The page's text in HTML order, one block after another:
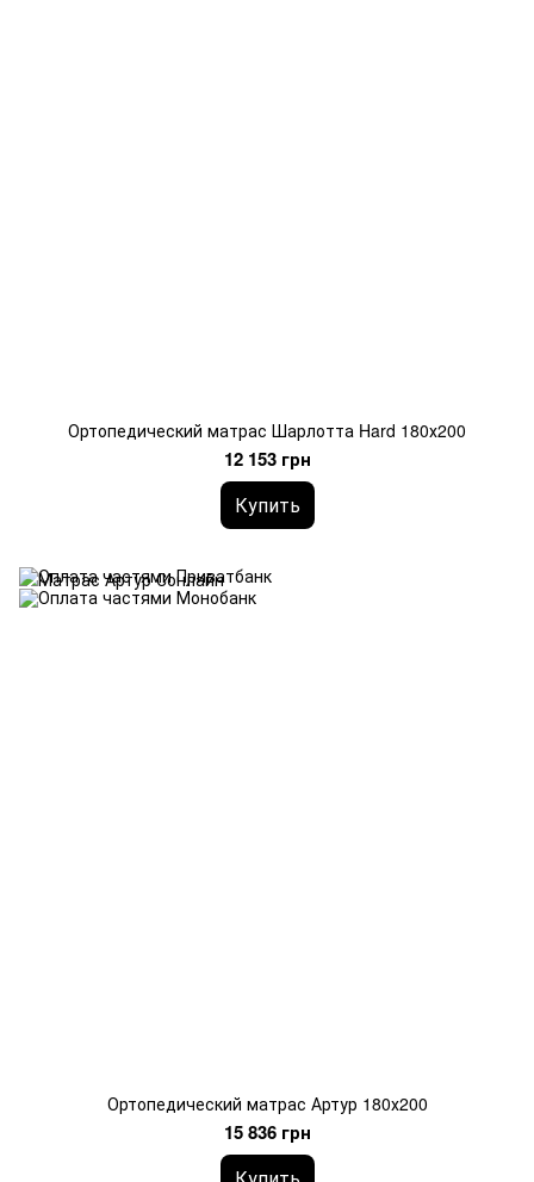
Ортопедический матрас Шарлотта Hard 180х200
12 153 грн
Купить
Ортопедический матрас Артур 180х200
15 836 грн